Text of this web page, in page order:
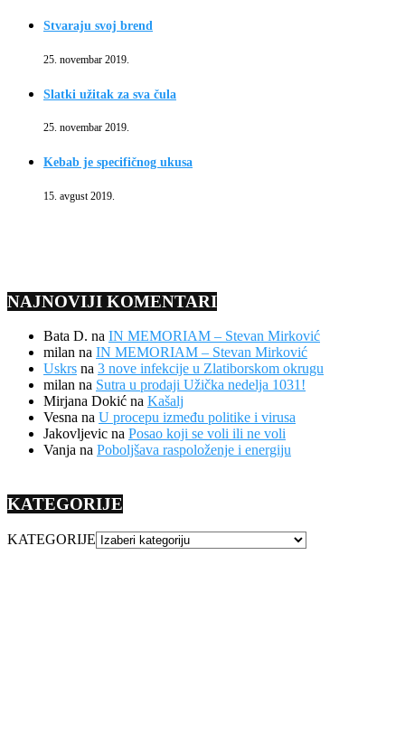
Stvaraju svoj brend
25. novembar 2019.
Slatki užitak za sva čula
25. novembar 2019.
Kebab je specifičnog ukusa
15. avgust 2019.
NAJNOVIJI KOMENTARI
Bata D. na IN MEMORIAM – Stevan Mirković
milan na IN MEMORIAM – Stevan Mirković
Uskrs na 3 nove infekcije u Zlatiborskom okrugu
milan na Sutra u prodaji Užička nedelja 1031!
Mirjana Dokić na Kašalj
Vesna na U procepu između politike i virusa
Jakovljevic na Posao koji se voli ili ne voli
Vanja na Poboljšava raspoloženje i energiju
KATEGORIJE
KATEGORIJE